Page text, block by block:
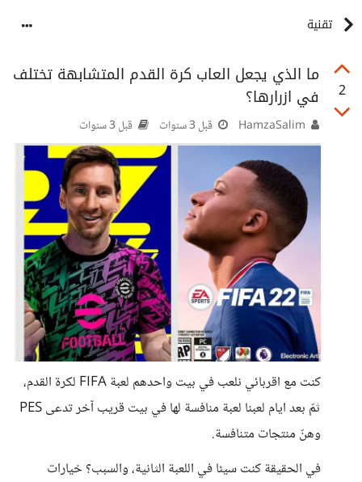
تقنية
2
ما الذي يجعل العاب كرة القدم المتشابهة تختلف
في ازرارها؟
قبل 3 سنوات قبل 3 سنوات
كنت مع اقربائي نلعب في بيت واحدهم لعبة FIFA لكرة القدم،
ثمّ بعد ايام لعبنا لعبة منافسة لها في بيت قريب آخر تدعى PES
وهنّ منتجات متنافسة.
في الحقيقة كنت سيئا في اللعبة الثانية، والسبب؟ خيارات